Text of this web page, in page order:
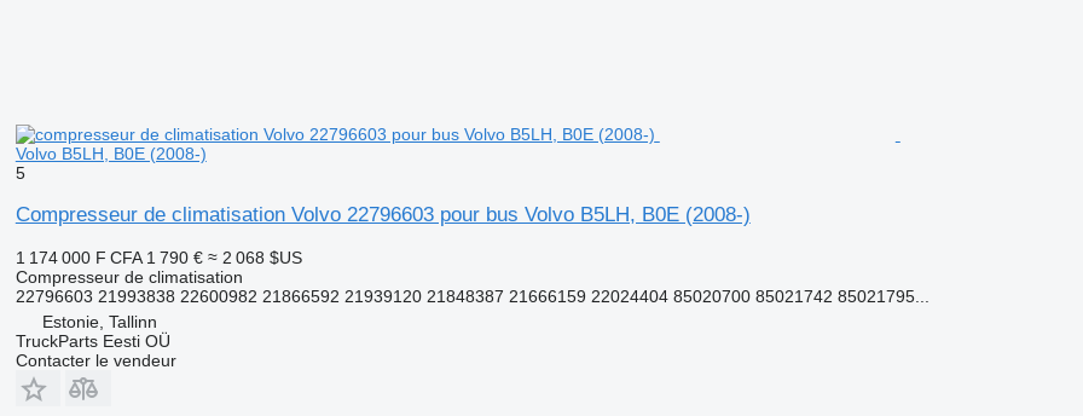
Volvo B5LH, B0E (2008-)
5
Compresseur de climatisation Volvo 22796603 pour bus Volvo B5LH, B0E (2008-)
1 174 000 F CFA 1 790 € ≈ 2 068 $US
Compresseur de climatisation
22796603 21993838 22600982 21866592 21939120 21848387 21666159 22024404 85020700 85021742 85021795...
Estonie, Tallinn
TruckParts Eesti OÜ
Contacter le vendeur